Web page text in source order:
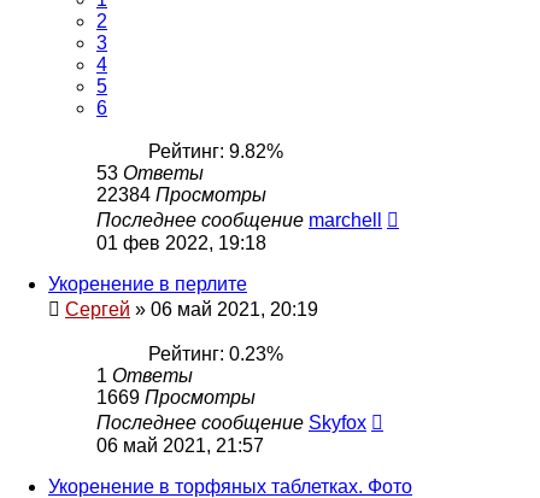
2
3
4
5
6
Рейтинг: 9.82%
53 Ответы
22384 Просмотры
Последнее сообщение marchell
01 фев 2022, 19:18
Укоренение в перлите
Сергей » 06 май 2021, 20:19
Рейтинг: 0.23%
1 Ответы
1669 Просмотры
Последнее сообщение Skyfox
06 май 2021, 21:57
Укоренение в торфяных таблетках. Фото